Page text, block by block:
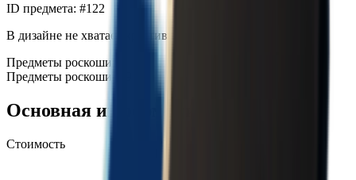
ID предмета: #122
В дизайне не хватает креативности.
Предметы роскоши
Предметы роскоши
Основная информация
Стоимость